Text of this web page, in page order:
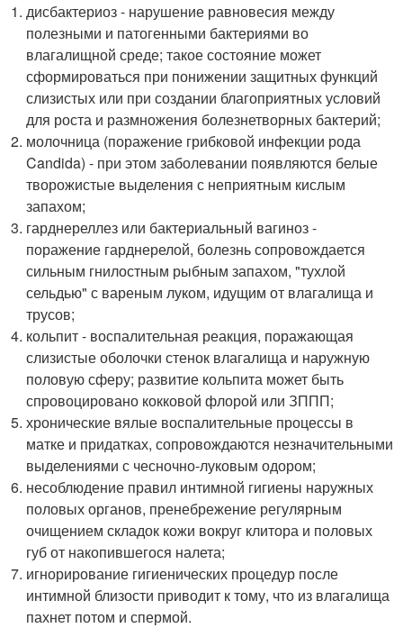
дисбактериоз - нарушение равновесия между
полезными и патогенными бактериями во
влагалищной среде; такое состояние может
сформироваться при понижении защитных функций
слизистых или при создании благоприятных условий
для роста и размножения болезнетворных бактерий;
молочница (поражение грибковой инфекции рода
Candida) - при этом заболевании появляются белые
творожистые выделения с неприятным кислым
запахом;
гарднереллез или бактериальный вагиноз -
поражение гарднерелой, болезнь сопровождается
сильным гнилостным рыбным запахом, "тухлой
сельдью" с вареным луком, идущим от влагалища и
трусов;
кольпит - воспалительная реакция, поражающая
слизистые оболочки стенок влагалища и наружную
половую сферу; развитие кольпита может быть
спровоцировано кокковой флорой или ЗППП;
хронические вялые воспалительные процессы в
матке и придатках, сопровождаются незначительными
выделениями с чесночно-луковым одором;
несоблюдение правил интимной гигиены наружных
половых органов, пренебрежение регулярным
очищением складок кожи вокруг клитора и половых
губ от накопившегося налета;
игнорирование гигиенических процедур после
интимной близости приводит к тому, что из влагалища
пахнет потом и спермой.